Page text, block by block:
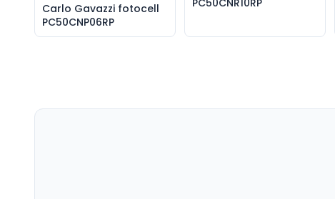
Carlo Gavazzi fotocell
PC50CNP06RP